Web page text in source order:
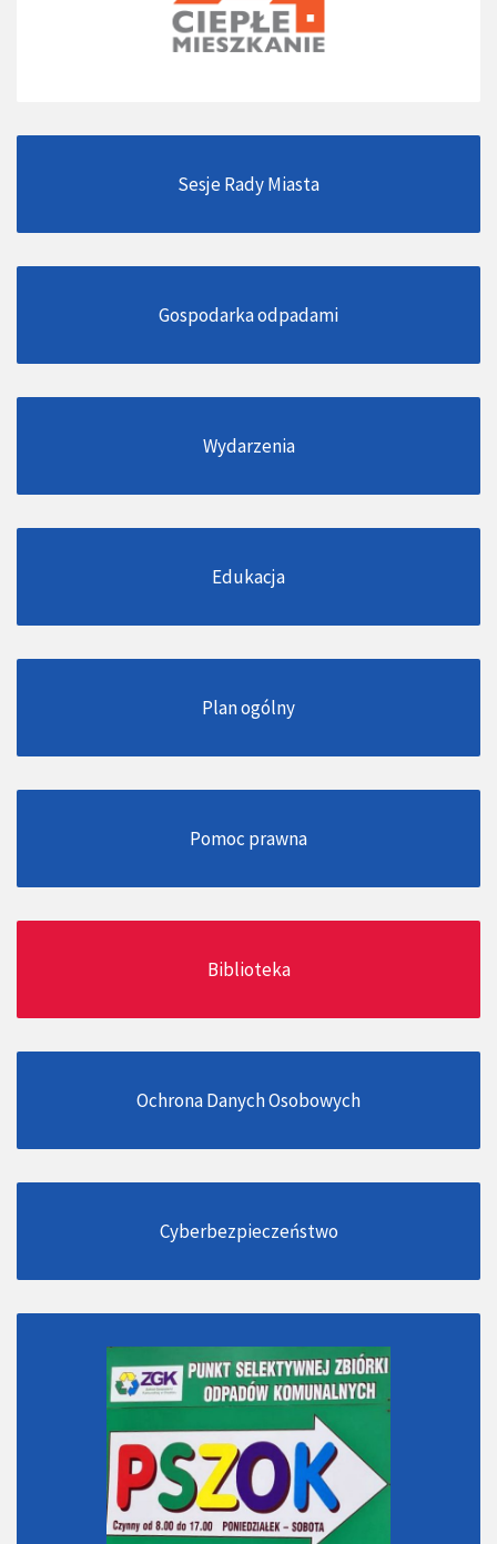
Sesje Rady Miasta
Gospodarka odpadami
Wydarzenia
Edukacja
Plan ogólny
Pomoc prawna
Biblioteka
Ochrona Danych Osobowych
Cyberbezpieczeństwo